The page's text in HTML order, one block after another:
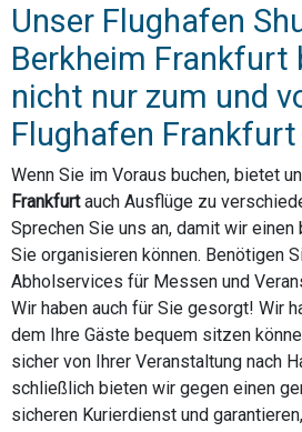
Unser Flughafen
Berkheim Frankfurt
nicht nur zum und
Flughafen Frankfurt
Wenn Sie im Voraus buchen, bietet
Frankfurtauch Ausflüge zu
Sprechen Sie uns an, damit wir
Sie organisieren können. Benötigen
Abholservices für Messen und
Wir haben auch für Sie gesorgt! Wir
dem Ihre Gäste bequem sitzen
sicher von Ihrer Veranstaltung nach
schließlich bieten wir gegen einen
sicheren Kurierdienst und